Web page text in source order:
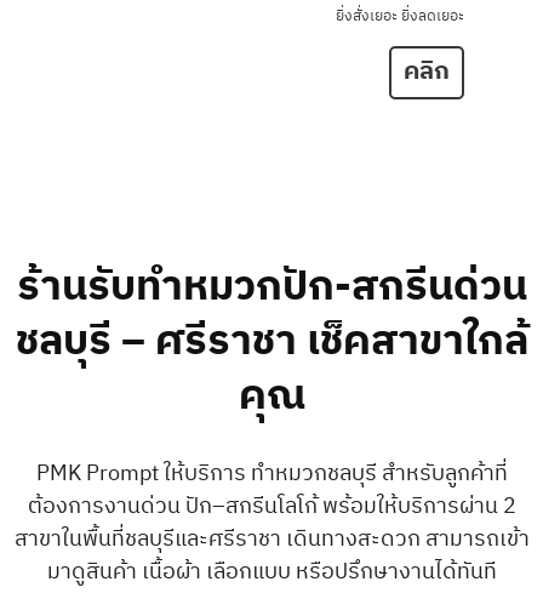
ยิ่งสั่งเยอะ ยิ่งลดเยอะ
คลิก
ร้านรับทำหมวกปัก-สกรีนด่วน
ชลบุรี – ศรีราชา เช็คสาขาใกล้
คุณ
PMK Prompt ให้บริการ ทำหมวกชลบุรี สำหรับลูกค้าที่
ต้องการงานด่วน ปัก–สกรีนโลโก้ พร้อมให้บริการผ่าน 2
สาขาในพื้นที่ชลบุรีและศรีราชา เดินทางสะดวก สามารถเข้า
มาดูสินค้า เนื้อผ้า เลือกแบบ หรือปรึกษางานได้ทันที